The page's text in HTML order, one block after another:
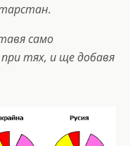
само
тях, и ще добавя